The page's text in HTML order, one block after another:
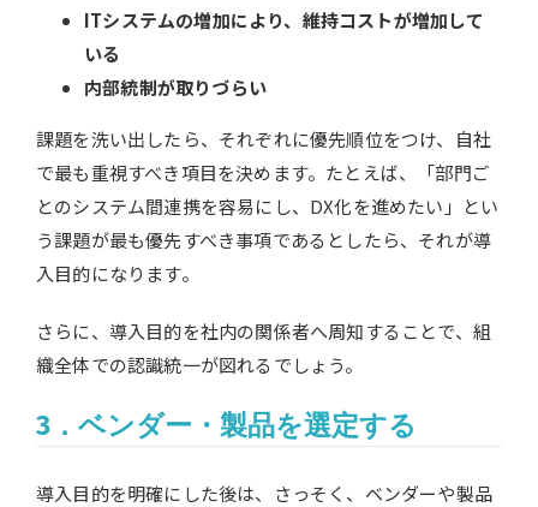
ITシステムの増加により、維持コストが増加して
いる
内部統制が取りづらい
課題を洗い出したら、それぞれに優先順位をつけ、自社
で最も重視すべき項目を決めます。たとえば、「部門ご
とのシステム間連携を容易にし、DX化を進めたい」とい
う課題が最も優先すべき事項であるとしたら、それが導
入目的になります。
さらに、導入目的を社内の関係者へ周知することで、組
織全体での認識統一が図れるでしょう。
3．ベンダー・製品を選定する
導入目的を明確にした後は、さっそく、ベンダーや製品